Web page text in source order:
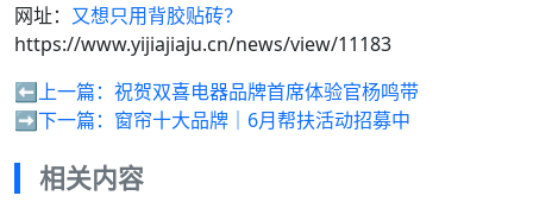
网址： 又想只用背胶贴砖？
https://www.yijiajiaju.cn/news/view/11183
⬅️上一篇： 祝贺双喜电器品牌首席体验官杨鸣带
➡️下一篇： 窗帘十大品牌｜6月帮扶活动招募中
相关内容